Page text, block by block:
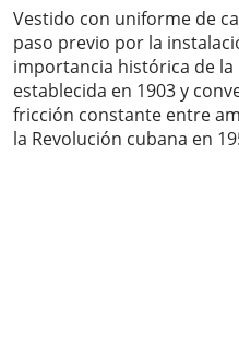
Vestido con uniforme de
paso previo por la
importancia histórica de la
establecida en 1903 y
fricción constante entre
la Revolución cubana en